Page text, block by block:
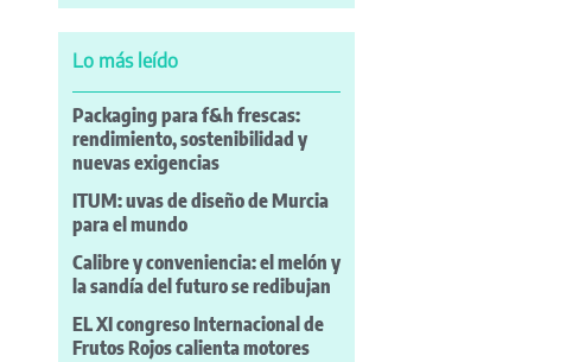
Lo más leído
Packaging para f&h frescas:
rendimiento, sostenibilidad y
nuevas exigencias
ITUM: uvas de diseño de Murcia
para el mundo
Calibre y conveniencia: el melón y
la sandía del futuro se redibujan
EL XI congreso Internacional de
Frutos Rojos calienta motores